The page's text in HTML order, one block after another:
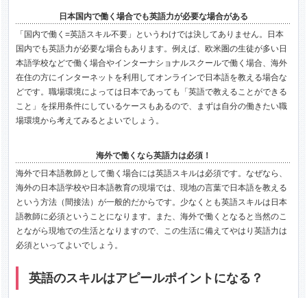
日本国内で働く場合でも英語力が必要な場合がある
「国内で働く=英語スキル不要」というわけでは決してありません。日本
国内でも英語力が必要な場合もあります。例えば、欧米圏の生徒が多い日
本語学校などで働く場合やインターナショナルスクールで働く場合、海外
在住の方にインターネットを利用してオンラインで日本語を教える場合な
どです。職場環境によっては日本であっても「英語で教えることができる
こと」を採用条件にしているケースもあるので、まずは自分の働きたい職
場環境から考えてみるとよいでしょう。
海外で働くなら英語力は必須！
海外で日本語教師として働く場合には英語スキルは必須です。なぜなら、
海外の日本語学校や日本語教育の現場では、現地の言葉で日本語を教える
という方法（間接法）が一般的だからです。少なくとも英語スキルは日本
語教師に必須ということになります。また、海外で働くとなると当然のこ
とながら現地での生活となりますので、この生活に備えてやはり英語力は
必須といってよいでしょう。
英語のスキルはアピールポイントになる？